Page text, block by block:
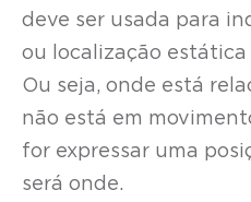
deve ser usada para
ou localização
Ou seja, onde está
não está em
for expressar uma
será onde.